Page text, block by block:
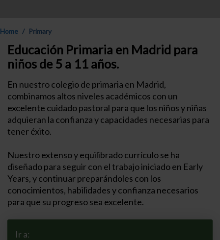
Home Primary
Educación Primaria en Madrid para
niños de 5 a 11 años.
En nuestro colegio de primaria en Madrid,
combinamos altos niveles académicos con un
excelente cuidado pastoral para que los niños y niñas
adquieran la confianza y capacidades necesarias para
tener éxito.
Nuestro extenso y equilibrado currículo se ha
diseñado para seguir con el trabajo iniciado en Early
Years, y continuar preparándoles con los
conocimientos, habilidades y confianza necesarios
para que su progreso sea excelente.
Ir a: